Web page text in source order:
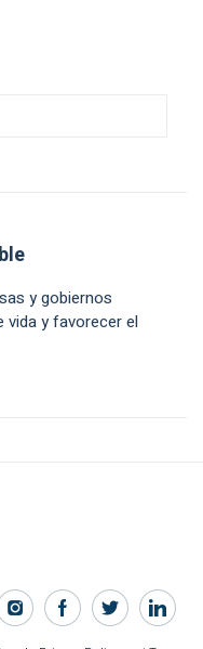
y gobiernos
vida y favorecer el